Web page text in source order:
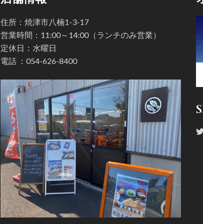
住所：焼津市八楠1-3-17
営業時間：11:00～14:00（ランチのみ営業）
定休日：水曜日
電話 ： 054-626-8400